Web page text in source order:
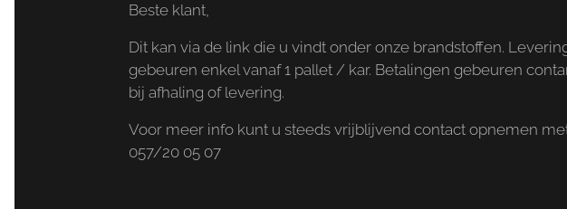
Beste klant,
Dit kan via de link die u vindt onder onze brandstoffen.
gebeuren enkel vanaf 1 pallet / kar. Betalingen gebeuren
bij afhaling of levering.
Voor meer info kunt u steeds vrijblijvend contact opnemen
057/20 05 07